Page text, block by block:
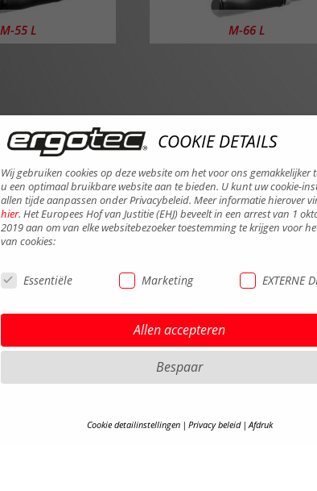
M-55 L M-66 L
COOKIE DETAILS
Wij gebruiken cookies op deze website om het voor ons gemakkelijker
u een optimaal bruikbare website aan te bieden. U kunt uw cookie-
allen tijde aanpassen onder Privacybeleid. Meer informatie hierover
hier. Het Europees Hof van Justitie (EHJ) beveelt in een arrest van 1
2019 aan om van elke websitebezoeker toestemming te krijgen voor
van cookies:
Essentiële Marketing EXTERNE
Allen accepteren
Bespaar
Cookie detailinstellingen Privacy beleid Afdruk